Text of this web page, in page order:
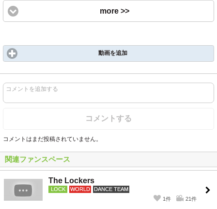
more >>
動画を追加
コメントを追加する
コメントする
コメントはまだ投稿されていません。
関連ファンスペース
The Lockers
LOCK WORLD
DANCE TEAM
1件
21件